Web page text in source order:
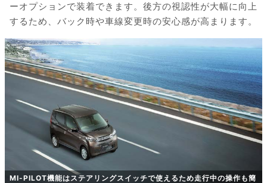
ーオプションで装着できます。後方の視認性が大幅に向上
するため、バック時や車線変更時の安心感が高まります。
MI-PILOT機能はステアリングスイッチで使えるため走行中の操作も簡